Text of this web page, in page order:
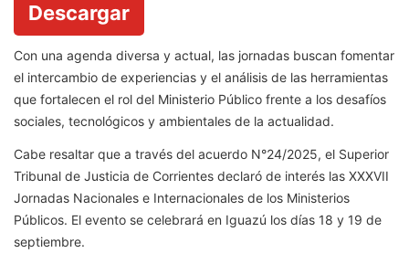
Descargar
Con una agenda diversa y actual, las jornadas buscan fomentar
el intercambio de experiencias y el análisis de las herramientas
que fortalecen el rol del Ministerio Público frente a los desafíos
sociales, tecnológicos y ambientales de la actualidad.
Cabe resaltar que a través del acuerdo N°24/2025, el Superior
Tribunal de Justicia de Corrientes declaró de interés las XXXVII
Jornadas Nacionales e Internacionales de los Ministerios
Públicos. El evento se celebrará en Iguazú los días 18 y 19 de
septiembre.